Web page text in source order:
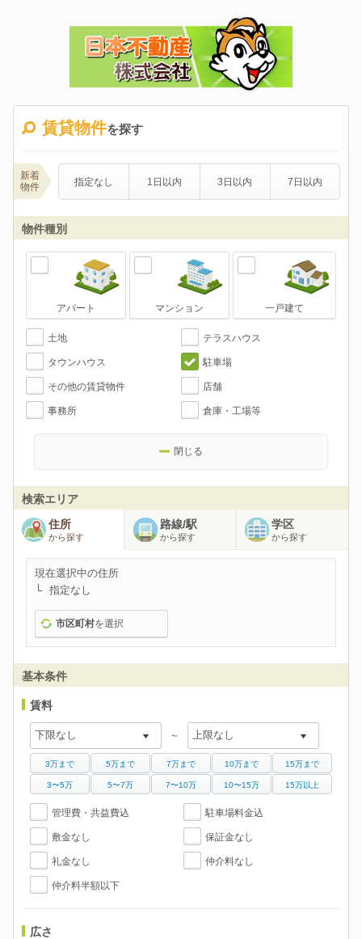
賃貸物件を探す
新着
物件
指定なし 1日以内 3日以内 7日以内
物件種別
アパート マンション 一戸建て
土地 テラスハウス
タウンハウス 駐車場
その他の賃貸物件 店舗
事務所 倉庫・工場等
閉じる
検索エリア
住所
から探す
路線/駅
から探す
学区
から探す
現在選択中の住所
指定なし
市区町村を選択
基本条件
賃料
～
3万まで 5万まで 7万まで 10万まで 15万まで
3〜5万 5〜7万 7〜10万 10〜15万 15万以上
管理費・共益費込 駐車場料金込
敷金なし 保証金なし
礼金なし 仲介料なし
仲介料半額以下
広さ